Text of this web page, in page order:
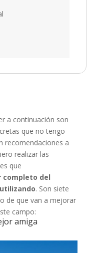
a continuación son
que no tengo
recomendaciones a
realizar las
que
completo del
. Son siete
de que van a mejorar
campo:
amiga